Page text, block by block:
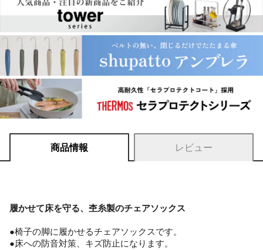
商品情報 レビュー
履かせて床を守る、杢糸製のチェアソックス
●椅子の脚に履かせるチェアソックスです。
●床への防音対策、キズ防止になります。